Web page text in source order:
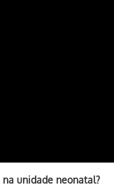
unidade neonatal?